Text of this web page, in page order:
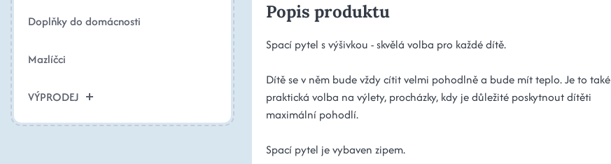
Doplňky do domácnosti
Mazlíčci
VÝPRODEJ
Popis produktu
Spací pytel s výšivkou - skvělá volba pro každé dítě.
Dítě se v něm bude vždy cítit velmi pohodlně a bude mít teplo. Je to také
praktická volba na výlety, procházky, kdy je důležité poskytnout dítěti
maximální pohodlí.
Spací pytel je vybaven zipem.